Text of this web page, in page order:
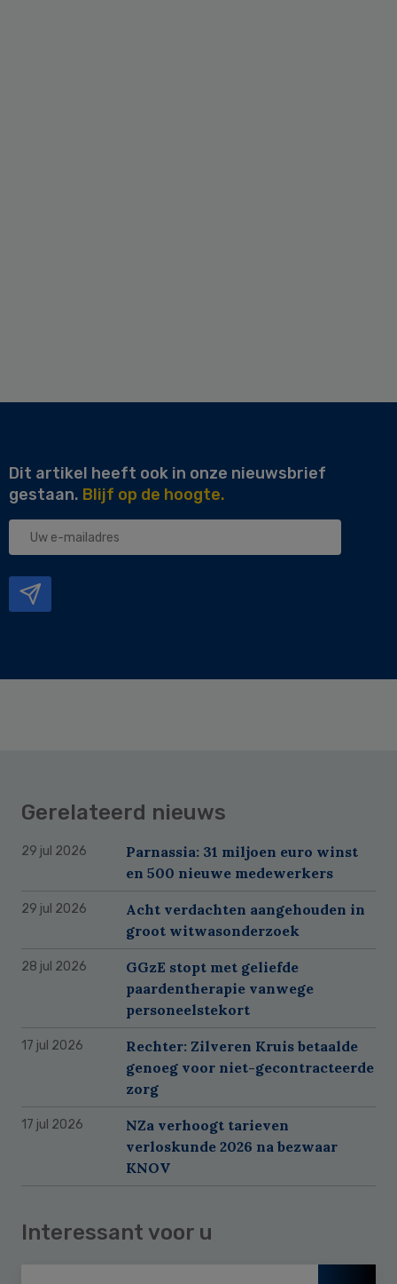
Dit artikel heeft ook in onze nieuwsbrief
gestaan. Blijf op de hoogte.
Uw
Gerelateerd nieuws
29 jul 2026
Parnassia: 31 miljoen euro winst
en 500 nieuwe medewerkers
29 jul 2026
Acht verdachten aangehouden in
groot witwasonderzoek
28 jul 2026
GGzE stopt met geliefde
paardentherapie vanwege
personeelstekort
17 jul 2026
Rechter: Zilveren Kruis betaalde
genoeg voor niet-gecontracteerde
zorg
17 jul 2026
NZa verhoogt tarieven
verloskunde 2026 na bezwaar
KNOV
Interessant voor u